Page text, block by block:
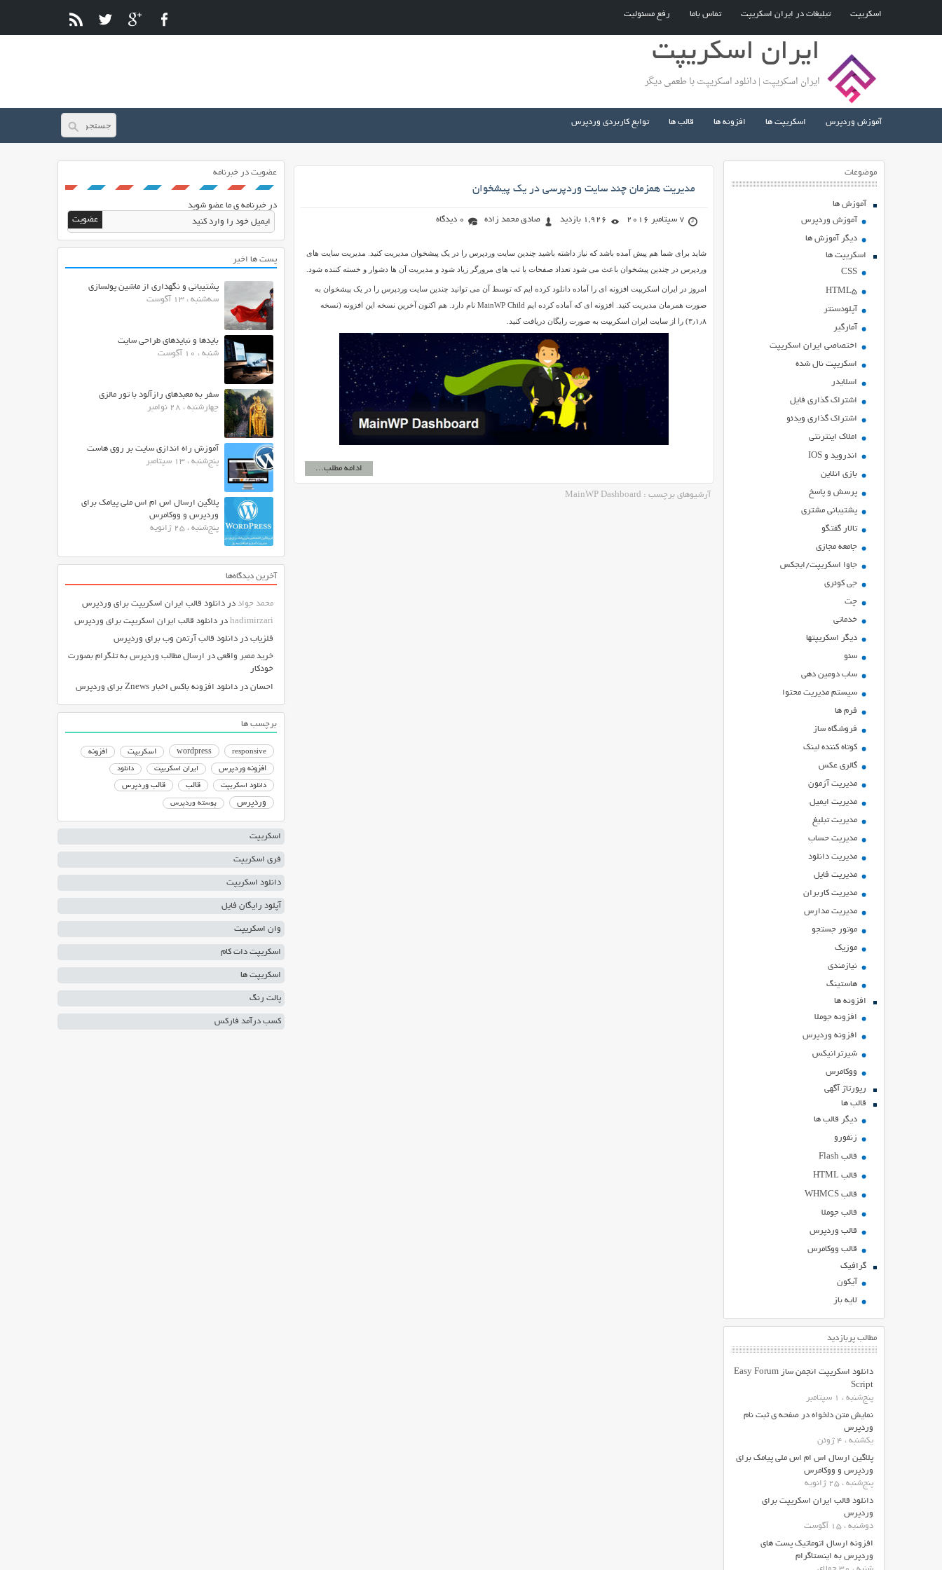
اسکریپت تبلیغات در ایران اسکریپت تماس باما رفع مسئولیت
ایران اسکریپت
ایران اسکریپت | دانلود اسکریپت با طعمی دیگر
آموزش وردپرس اسکریپت ها افزونه ها قالب ها توابع کاربردی وردپرس
موضوعات
آموزش ها
آموزش وردپرس
دیگر آموزش ها
اسکریپت ها
CSS
HTML5
آپلودسنتر
آمارگیر
اختصاصی ایران اسکریپت
اسکریپت نال شده
اسلایدر
اشتراك گذاري فايل
اشتراک گذاری ویدئو
املاک اینترنتی
اندروید و IOS
بازي انلاين
پرسش و پاسخ
پشتیبانی مشتری
تالار گفتگو
جامعه مجازی
جاوا اسکریپت/ایجکس
جی کوئری
چت
خدماتی
ديگر اسكريپتها
سئو
ساب دومین دهی
سیستم مدیریت محتوا
فرم ها
فروشگاه ساز
کوتاه کننده لینک
گالری عکس
مدیریت آزمون
مدیریت ایمیل
مدیریت تبلیغ
مدیریت حساب
مدیریت دانلود
مدیریت فایل
مدیریت کاربران
مدیریت مدارس
موتور جستجو
موزیک
نیازمندی
هاستينگ
افزونه ها
افزونه جوملا
افزونه وردپرس
شیرترانیکس
ووکامرس
رپورتاژ آگهی
قالب ها
دیگر قالب ها
زنفورو
قالب Flash
قالب HTML
قالب WHMCS
قالب جوملا
قالب وردپرس
قالب ووکامرس
گرافیک
آیکون
لایه باز
مطالب پربازدید
دانلود اسکریپت انجمن ساز Easy Forum
Script
پنج‌شنبه ، 1 سپتامبر
نمایش متن دلخواه در صفحه ی ثبت نام
وردپرس
یکشنبه ، 4 ژوئن
پلاگین ارسال اس ام اس ملی پیامک برای
وردپرس و ووکامرس
پنج‌شنبه ، 25 ژانویه
دانلود قالب ایران اسکریپت برای
وردپرس
دوشنبه ، 15 آگوست
افزونه ارسال اتوماتیک پست های
وردپرس به اینستاگرام
مديريت همزمان چند سايت وردپرسی در يک پيشخوان
7 سپتامبر 2016 1,926 بازدید صادق محمد زاده 0 دیدگاه
شاید برای شما هم پیش آمده باشد که نیاز داشته باشید چندین سایت وردپرس را در یک پیشخوان مدیریت کنید. مدیریت سایت های
وردپرس در چندین پیشخوان باعث می شود تعداد صفحات یا تب های مرورگر زیاد شود و مدیریت آن ها دشوار و خسته کننده شود.
امروز در ایران اسکریپت افزونه ای را آماده دانلود کرده ایم که توسط آن می توانید چندین سایت وردپرس را در یک پیشخوان به
صورت همرمان مدیریت کنید. افزونه ای که آماده کرده ایم MainWP Child نام دارد. هم اکنون آخرین نسخه این افزونه (نسخه
۳٫۱٫۸) را از سایت ایران اسکریپت به صورت رایگان دریافت کنید.
ادامه مطلب...
آرشیوهای برچسب : MainWP Dashboard
عضویت در خبرنامه
در خبرنامه ی ما عضو شوید
پست ها اخیر
پشتیبانی و نگهداری از ماشین پولسازی
سه‌شنبه ، 13 آگوست
بایدها و نبایدهای طراحی سایت
شنبه ، 10 آگوست
سفر به معبدهای رازآلود با تور مالزی
چهارشنبه ، 28 نوامبر
آموزش راه اندازی سایت بر روی هاست
پنج‌شنبه ، 13 سپتامبر
پلاگین ارسال اس ام اس ملی پیامک برای
وردپرس و ووکامرس
پنج‌شنبه ، 25 ژانویه
آخرین دیدگاه‌ها
محمد جواد در دانلود قالب ایران اسکریپت برای وردپرس
hadimirzari در دانلود قالب ایران اسکریپت برای وردپرس
فلزیاب در دانلود قالب آرتمن وب برای وردپرس
خرید ممبر واقعی در ارسال مطالب وردپرس به تلگرام بصورت
خودکار
احسان در دانلود افزونه باکس اخبار Znews برای وردپرس
برچسب ها
responsive
wordpress اسکریپت
افزونه
افزونه وردپرس
ایران اسکریپت دانلود
دانلود اسکریپت قالب قالب وردپرس
وردپرس پوسته وردپرس
اسکریپت
فری اسکریپت
دانلود اسکریپت
آپلود رایگان فایل
وان اسکریپت
اسکریپت دات کام
اسکریپت ها
پالت رنگ
کسب درآمد فارکس